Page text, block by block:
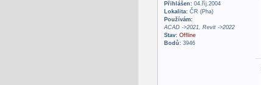
Přihlášen:04.říj.2004
Lokalita:ČR (Pha)
Používám:
ACAD ->2021, Revit ->2022
Stav: Offline
Bodů:3946